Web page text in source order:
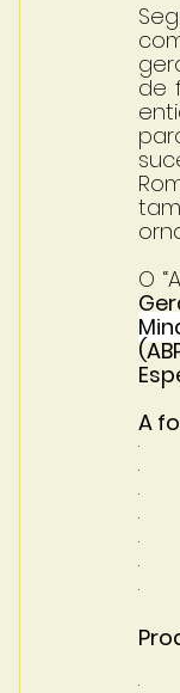
de
O
A
·
·
·
·
·
·
·
·